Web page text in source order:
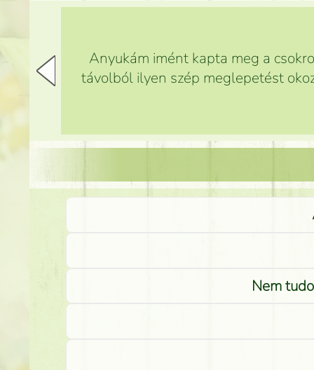
Anyukám imént kapta meg a
távolból ilyen szép meglepetést
Nem